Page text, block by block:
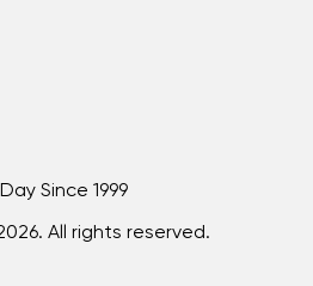
Since 1999
. All rights reserved.